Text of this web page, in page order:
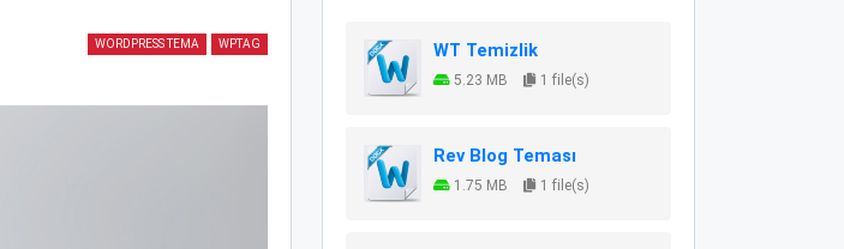
WORDPRESS TEMA WPTAG WT Temizlik
5.23 MB 1 file(s)
Rev Blog Teması
1.75 MB 1 file(s)